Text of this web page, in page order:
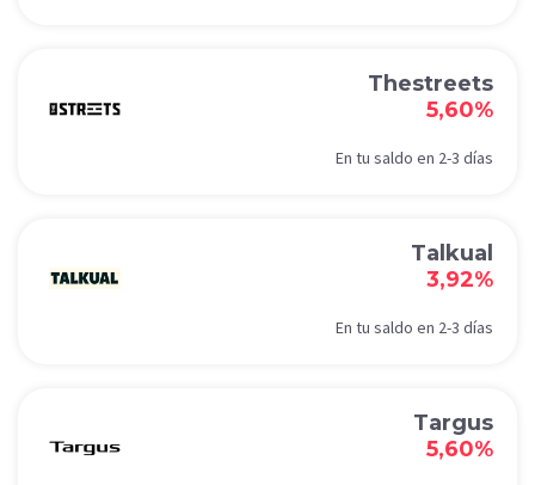
Thestreets
5,60%
En tu saldo en 2-3 días
Talkual
3,92%
En tu saldo en 2-3 días
Targus
5,60%